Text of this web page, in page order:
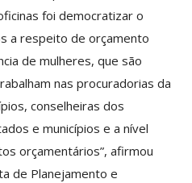
foi democratizar o
a respeito de orçamento
de mulheres, que são
nas procuradorias da
conselheiras dos
e municípios e a nível
orçamentários”, afirmou
de Planejamento e